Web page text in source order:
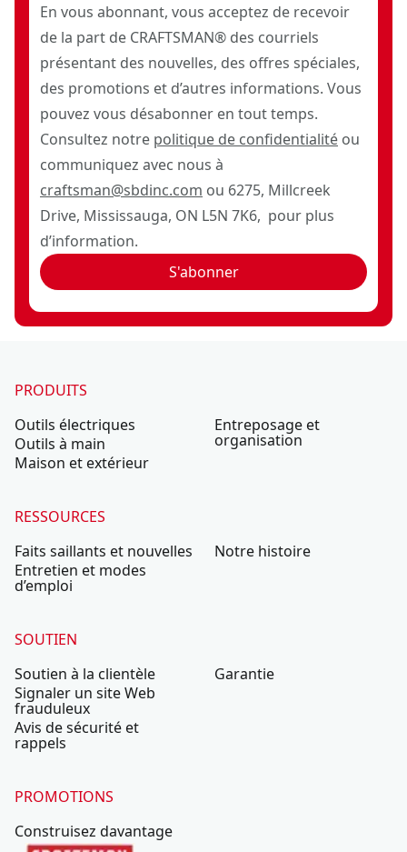
En vous abonnant, vous acceptez de recevoir
de la part de CRAFTSMAN® des courriels
présentant des nouvelles, des offres spéciales,
des promotions et d’autres informations. Vous
pouvez vous désabonner en tout temps.
Consultez notre politique de confidentialité ou
communiquez avec nous à
craftsman@sbdinc.com ou 6275, Millcreek
Drive, Mississauga, ON L5N 7K6, pour plus
d’information.
S'abonner
PRODUITS
Outils électriques
Outils à main
Maison et extérieur
Entreposage et
organisation
RESSOURCES
Faits saillants et nouvelles
Entretien et modes
d’emploi
Notre histoire
SOUTIEN
Soutien à la clientèle
Signaler un site Web
frauduleux
Avis de sécurité et
rappels
Garantie
PROMOTIONS
Construisez davantage